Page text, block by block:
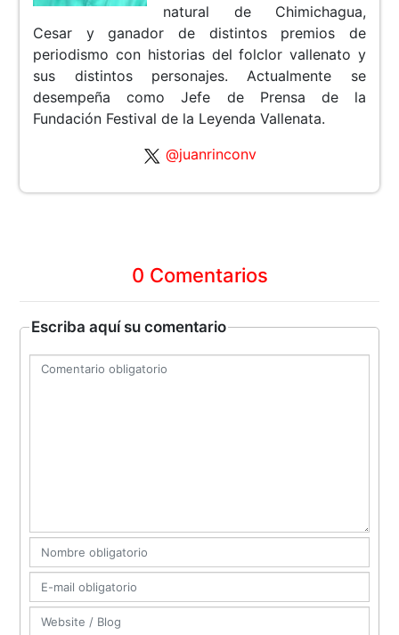
natural de Chimichagua,
Cesar y ganador de distintos premios de
periodismo con historias del folclor vallenato y
sus distintos personajes. Actualmente se
desempeña como Jefe de Prensa de la
Fundación Festival de la Leyenda Vallenata.
@juanrinconv
0 Comentarios
Escriba aquí su comentario